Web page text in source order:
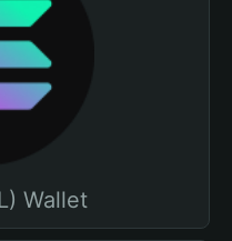
Wallet